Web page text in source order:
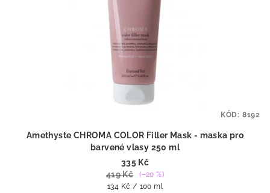
Amethyste CHROMA COLOR Filler Mask - maska pro
barvené vlasy 250 ml
335 Kč
419 Kč
(–20 %)
Měrná
134 Kč / 100 ml
KÓD: 8192